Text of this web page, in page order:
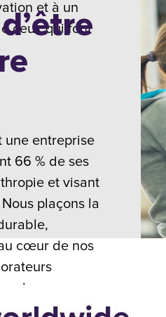
et à un
ceux qui font
une entreprise
66 % de ses
et visant
plaçons la
cœur de nos
de sens,
animés